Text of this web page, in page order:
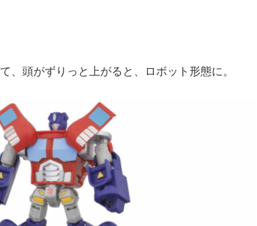
、頭がずりっと上がると、ロボット形態に。